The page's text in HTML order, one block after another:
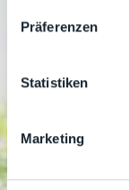
darüber, wer
kannst und
Präferenzen
Statistiken
Marketing